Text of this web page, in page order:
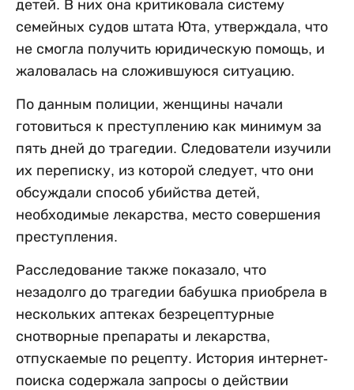
детей. В них она критиковала систему
семейных судов штата Юта, утверждала, что
не смогла получить юридическую помощь, и
жаловалась на сложившуюся ситуацию.
По данным полиции, женщины начали
готовиться к преступлению как минимум за
пять дней до трагедии. Следователи изучили
их переписку, из которой следует, что они
обсуждали способ убийства детей,
необходимые лекарства, место совершения
преступления.
Расследование также показало, что
незадолго до трагедии бабушка приобрела в
нескольких аптеках безрецептурные
снотворные препараты и лекарства,
отпускаемые по рецепту. История интернет-
поиска содержала запросы о действии